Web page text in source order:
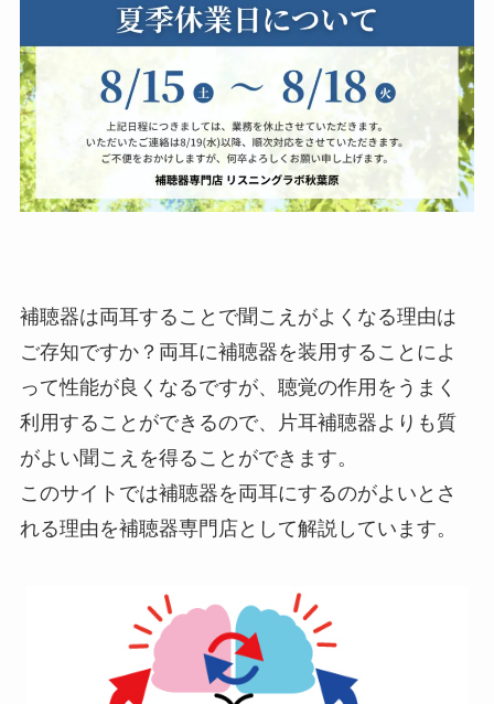
補聴器は両耳することで聞こえがよくなる理由は
ご存知ですか？両耳に補聴器を装用することによ
って性能が良くなるですが、聴覚の作用をうまく
利用することができるので、片耳補聴器よりも質
がよい聞こえを得ることができます。
このサイトでは補聴器を両耳にするのがよいとさ
れる理由を補聴器専門店として解説しています。